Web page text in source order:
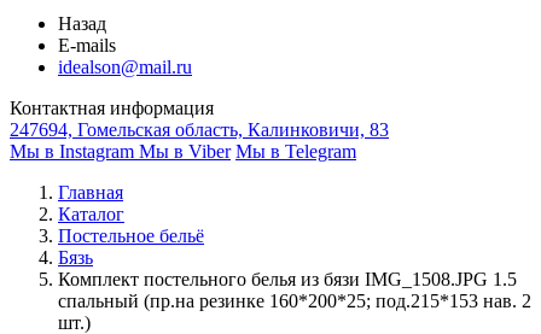
Назад
E-mails
idealson@mail.ru
Контактная информация
247694, Гомельская область, Калинковичи, 83
Мы в Instagram Мы в Viber Мы в Telegram
Главная
Каталог
Постельное бельё
Бязь
Комплект постельного белья из бязи IMG_1508.JPG 1.5
спальный (пр.на резинке 160*200*25; под.215*153 нав. 2
шт.)